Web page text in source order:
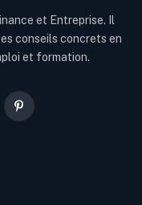
et Entreprise. Il
conseils concrets en
et formation.
Pinterest